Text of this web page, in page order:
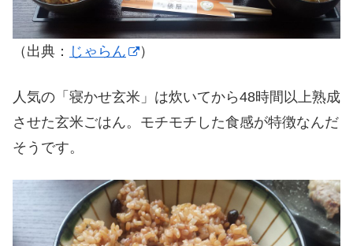
（出典： じゃらん ）
人気の「寝かせ玄米」は炊いてから48時間以上熟成
させた玄米ごはん。モチモチした食感が特徴なんだ
そうです。